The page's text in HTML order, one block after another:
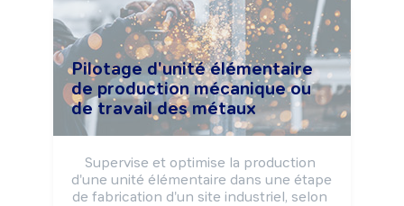
Pilotage d'unité élémentaire
de production mécanique ou
de travail des métaux
Supervise et optimise la production
d'une unité élémentaire dans une étape
de fabrication d'un site industriel, selon